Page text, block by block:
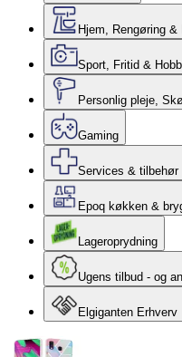
Hjem, Rengøring
Sport, Fritid &
Personlig pleje,
Gaming
Services & tilbehør
Epoq køkken &
Lageroprydning
Ugens tilbud - og
Elgiganten Erhverv